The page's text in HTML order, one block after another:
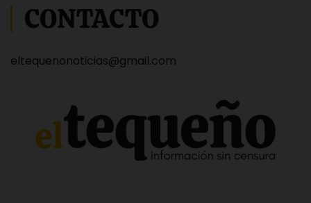
CONTACTO
eltequenonoticias@gmail.com